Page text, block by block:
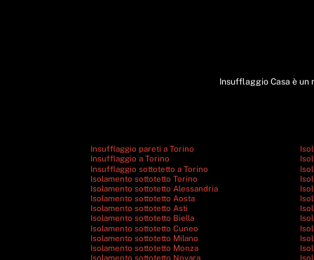
Insufflaggio Casa è un
Insufflaggio pareti a Torino
Insufflaggio a Torino
Insufflaggio sottotetto a Torino
Isolamento sottotetto Torino
Isolamento sottotetto Alessandria
Isolamento sottotetto Aosta
Isolamento sottotetto Asti
Isolamento sottotetto Biella
Isolamento sottotetto Cuneo
Isolamento sottotetto Milano
Isolamento sottotetto Monza
Isolamento sottotetto Novara